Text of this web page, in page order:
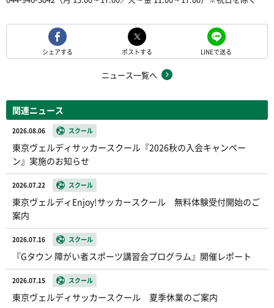
シェアする ポストする LINEで送る
ニュース一覧へ
関連ニュース
2026.08.06 スクール
東京ヴェルディサッカースクール『2026秋の入会キャンペー
ン』実施のお知らせ
2026.07.22 スクール
東京ヴェルディEnjoy!サッカースクール 無料体験受付開始のご
案内
2026.07.16 スクール
『Gタウン 障がい者スポーツ講習会プログラム』開催レポート
2026.07.15 スクール
東京ヴェルディサッカースクール 夏季休業のご案内